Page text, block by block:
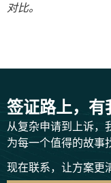
对比。
签证路上，有
从复杂申请到上诉，
为每一个值得的故事
现在联系，让方案更